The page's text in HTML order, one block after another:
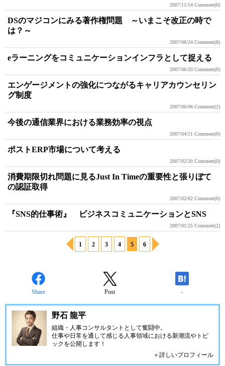
2007/11/14 Comment(0)
DSのマジコンにみる著作権問題 ～いまこそ改正の時で
は？～
2007/08/24 Comment(8)
eラーニングをコミュニケーションインフラとして捉える
2007/06/20 Comment(0)
エンゲージメントの強化につながるキャリアカウンセリン
グ制度
2007/06/06 Comment(2)
今後の通信業界における業務効率の視点
2007/04/11 Comment(0)
ポストERP市場について考える
2007/02/20 Comment(0)
消費期限切れ問題に見るJust In Timeの重要性と張りぼて
の認証取得
2007/02/02 Comment(0)
『SNS的仕事術』 ビジネスコミュニケーションとSNS
2007/01/25 Comment(2)
1 2 3 4 5 6
Share Post -
野石 龍平
組織・人事コンサルタントとして奮闘中。
仕事や日常を通して感じる人事領域における新潮流やトピ
ックを公開します！
» 詳しいプロフィール